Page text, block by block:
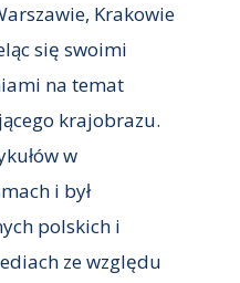
Krakowie
się swoimi
na temat
krajobrazu.
w
i był
polskich i
ze względu